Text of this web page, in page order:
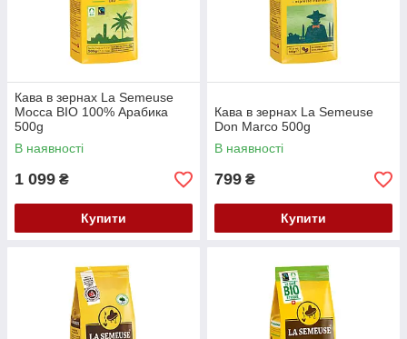
Кава в зернах La Semeuse
Mocca BIO 100% Арабика
500g
В наявності
1 099 ₴
Купити
Кава в зернах La Semeuse
Don Marco 500g
В наявності
799 ₴
Купити